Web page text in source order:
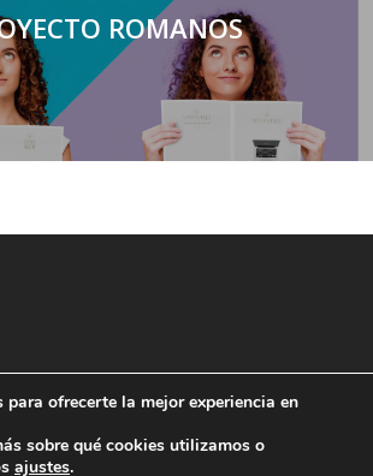
ROMANOS
ofrecerte la mejor experiencia en
sobre qué cookies utilizamos o
ajustes.